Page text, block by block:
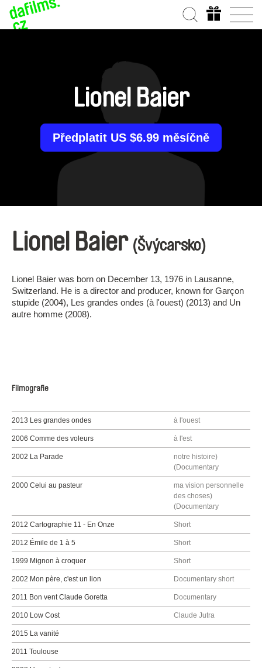
Lionel Baier
Předplatit US $6.99 měsíčně
Lionel Baier (Švýcarsko)
Lionel Baier was born on December 13, 1976 in Lausanne,
Switzerland. He is a director and producer, known for Garçon
stupide (2004), Les grandes ondes (à l'ouest) (2013) and Un
autre homme (2008).
Filmografie
2013 Les grandes ondes à l'ouest
2006 Comme des voleurs à l'est
2002 La Parade
notre histoire)
(Documentary
2000 Celui au pasteur
ma vision personnelle
des choses)
(Documentary
2012 Cartographie 11 - En Onze Short
2012 Émile de 1 à 5 Short
1999 Mignon à croquer Short
2002 Mon père, c'est un lion Documentary short
2011 Bon vent Claude Goretta Documentary
2010 Low Cost Claude Jutra
2015 La vanité
2011 Toulouse